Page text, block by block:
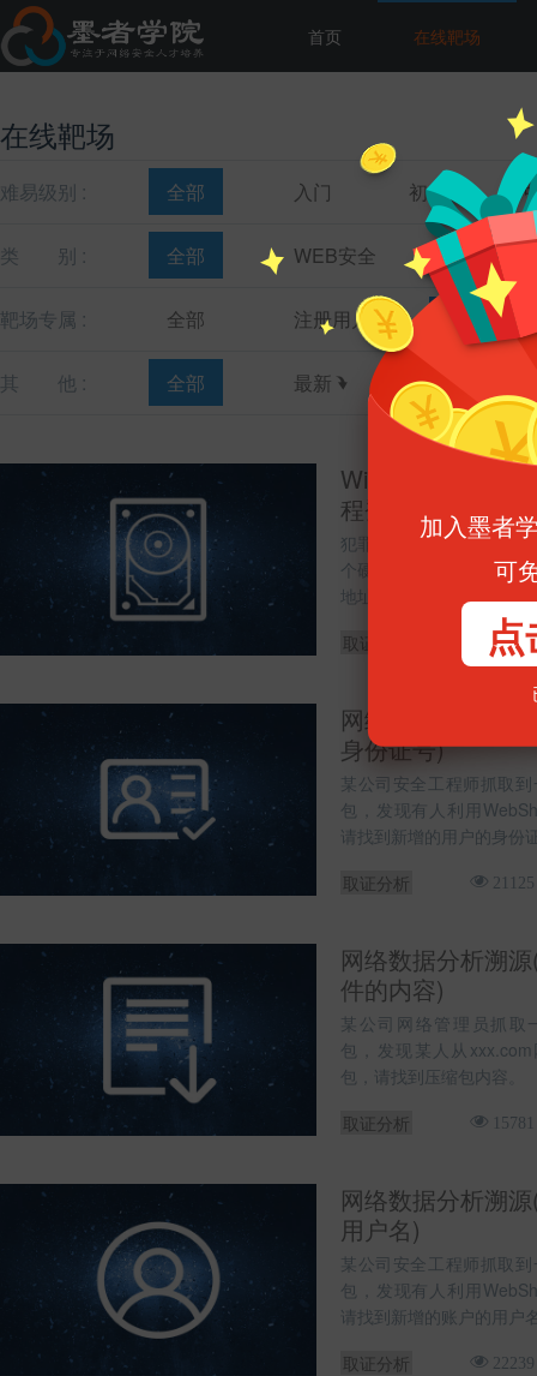
首页 在线靶场
在线靶场
难易级别 : 全部 入门 初级
类 别 : 全部 WEB安全 主机安全
靶场专属 : 全部 注册用户 教育机构
其 他 : 全部 最新 最热
Windows硬盘文
程登录的IP地址)
犯罪嫌疑人远程连接过一
个硬盘备份文件，你能找
地址吗？
取证分析
15366
网络数据分析溯
身份证号)
某公司安全工程师抓取
包，发现有人利用
请找到新增的用户的身份
取证分析
21125
网络数据分析溯
件的内容)
某公司网络管理员抓取
包，发现某人从
包，请找到压缩包内容。
取证分析
15781
网络数据分析溯
用户名)
某公司安全工程师抓取
包，发现有人利用
请找到新增的账户的用户
取证分析
22239
加入墨者
可